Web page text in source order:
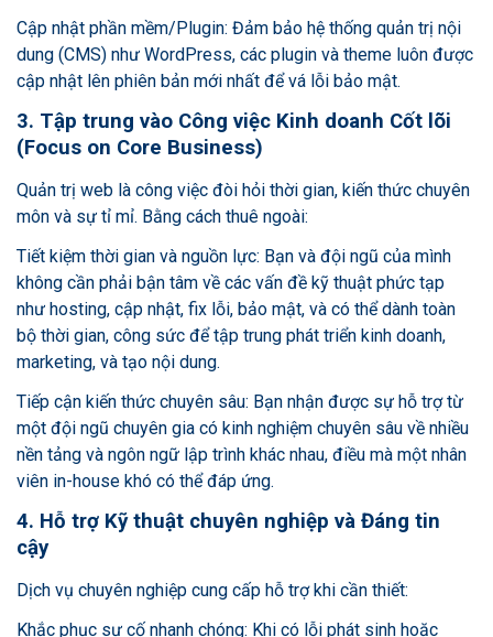
Cập nhật phần mềm/Plugin: Đảm bảo hệ thống quản trị nội
dung (CMS) như WordPress, các plugin và theme luôn được
cập nhật lên phiên bản mới nhất để vá lỗi bảo mật.
3. Tập trung vào Công việc Kinh doanh Cốt lõi
(Focus on Core Business)
Quản trị web là công việc đòi hỏi thời gian, kiến thức chuyên
môn và sự tỉ mỉ. Bằng cách thuê ngoài:
Tiết kiệm thời gian và nguồn lực: Bạn và đội ngũ của mình
không cần phải bận tâm về các vấn đề kỹ thuật phức tạp
như hosting, cập nhật, fix lỗi, bảo mật, và có thể dành toàn
bộ thời gian, công sức để tập trung phát triển kinh doanh,
marketing, và tạo nội dung.
Tiếp cận kiến thức chuyên sâu: Bạn nhận được sự hỗ trợ từ
một đội ngũ chuyên gia có kinh nghiệm chuyên sâu về nhiều
nền tảng và ngôn ngữ lập trình khác nhau, điều mà một nhân
viên in-house khó có thể đáp ứng.
4. Hỗ trợ Kỹ thuật chuyên nghiệp và Đáng tin
cậy
Dịch vụ chuyên nghiệp cung cấp hỗ trợ khi cần thiết:
Khắc phục sự cố nhanh chóng: Khi có lỗi phát sinh hoặc